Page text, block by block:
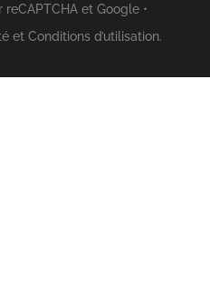
et Google •
etConditions d’utilisation.